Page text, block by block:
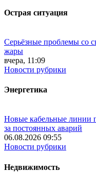
Острая ситуация
Серьёзные проблемы со
жары
вчера, 11:09
Новости рубрики
Энергетика
Новые кабельные линии
за постоянных аварий
06.08.2026 09:55
Новости рубрики
Недвижимость